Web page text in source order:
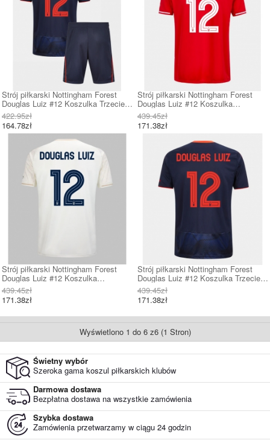
Strój piłkarski Nottingham Forest
Douglas Luiz #12 Koszulka Trzeciej
dziecięce 2025-26 Krótki Rękaw (+
Krótkie spodenki)
422.95zł
164.78zł
Strój piłkarski Nottingham Forest
Douglas Luiz #12 Koszulka
Podstawowej 2025-26 Krótki Rękaw
439.45zł
171.38zł
Strój piłkarski Nottingham Forest
Douglas Luiz #12 Koszulka
Wyjazdowej 2025-26 Krótki Rękaw
439.45zł
171.38zł
Strój piłkarski Nottingham Forest
Douglas Luiz #12 Koszulka Trzeciej
2025-26 Krótki Rękaw
439.45zł
171.38zł
Wyświetlono 1 do 6 z6 (1 Stron)
Świetny wybór
Szeroka gama koszul piłkarskich klubów
Darmowa dostawa
Bezpłatna dostawa na wszystkie zamówienia
Szybka dostawa
Zamówienia przetwarzamy w ciągu 24 godzin